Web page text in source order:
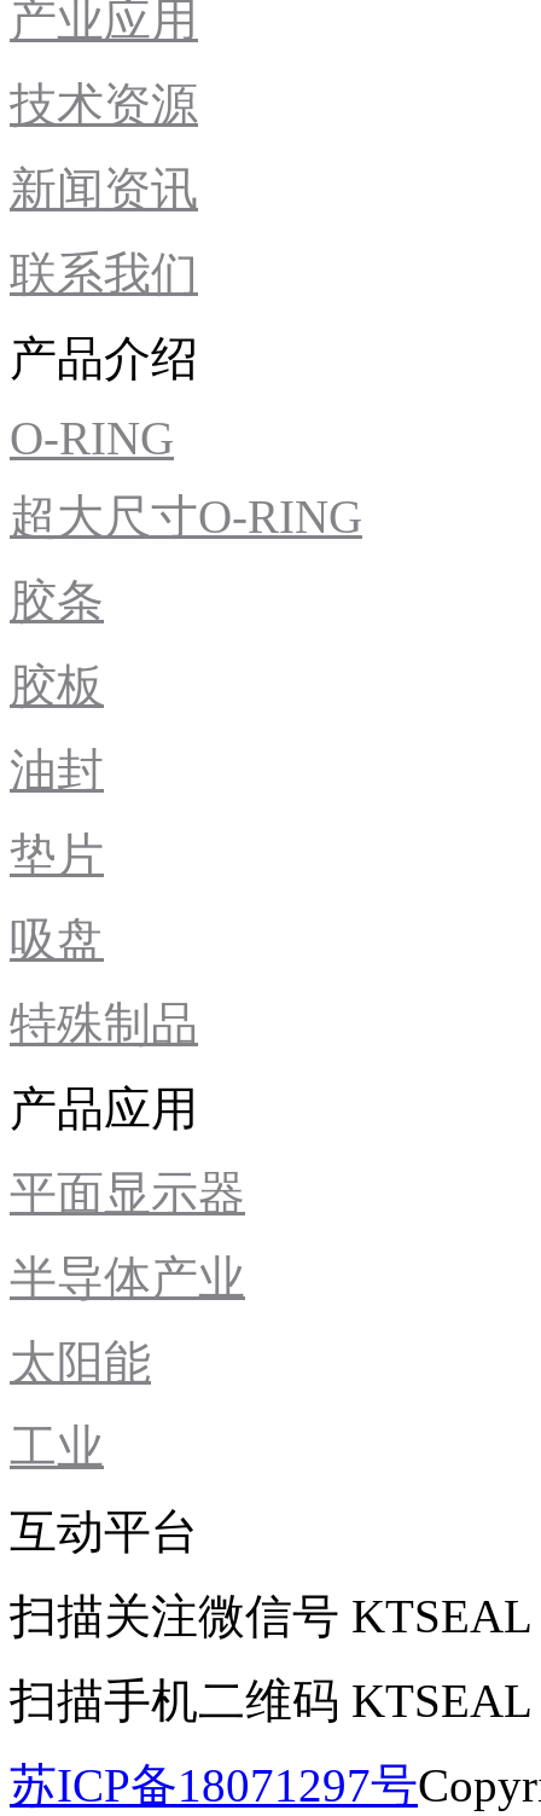
产业应用
技术资源
新闻资讯
联系我们
产品介绍
O-RING
超大尺寸O-RING
胶条
胶板
油封
垫片
吸盘
特殊制品
产品应用
平面显示器
半导体产业
太阳能
工业
互动平台
扫描关注微信号 KTSEAL
扫描手机二维码 KTSEAL
苏ICP备18071297号